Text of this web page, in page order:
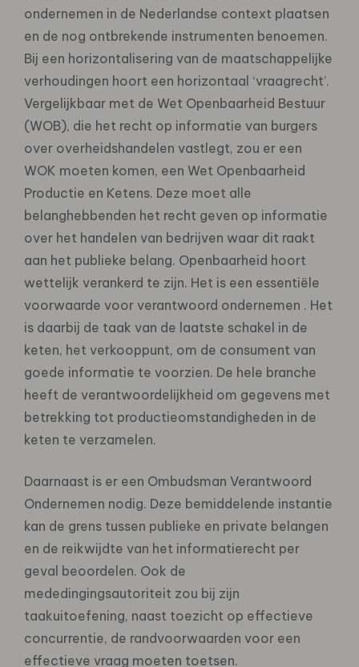
ondernemen in de Nederlandse context plaatsen
en de nog ontbrekende instrumenten benoemen.
Bij een horizontalisering van de maatschappelijke
verhoudingen hoort een horizontaal ‘vraagrecht’.
Vergelijkbaar met de Wet Openbaarheid Bestuur
(WOB), die het recht op informatie van burgers
over overheidshandelen vastlegt, zou er een
WOK moeten komen, een Wet Openbaarheid
Productie en Ketens. Deze moet alle
belanghebbenden het recht geven op informatie
over het handelen van bedrijven waar dit raakt
aan het publieke belang. Openbaarheid hoort
wettelijk verankerd te zijn. Het is een essentiële
voorwaarde voor verantwoord ondernemen . Het
is daarbij de taak van de laatste schakel in de
keten, het verkooppunt, om de consument van
goede informatie te voorzien. De hele branche
heeft de verantwoordelijkheid om gegevens met
betrekking tot productieomstandigheden in de
keten te verzamelen.
Daarnaast is er een Ombudsman Verantwoord
Ondernemen nodig. Deze bemiddelende instantie
kan de grens tussen publieke en private belangen
en de reikwijdte van het informatierecht per
geval beoordelen. Ook de
mededingingsautoriteit zou bij zijn
taakuitoefening, naast toezicht op effectieve
concurrentie, de randvoorwaarden voor een
effectieve vraag moeten toetsen.